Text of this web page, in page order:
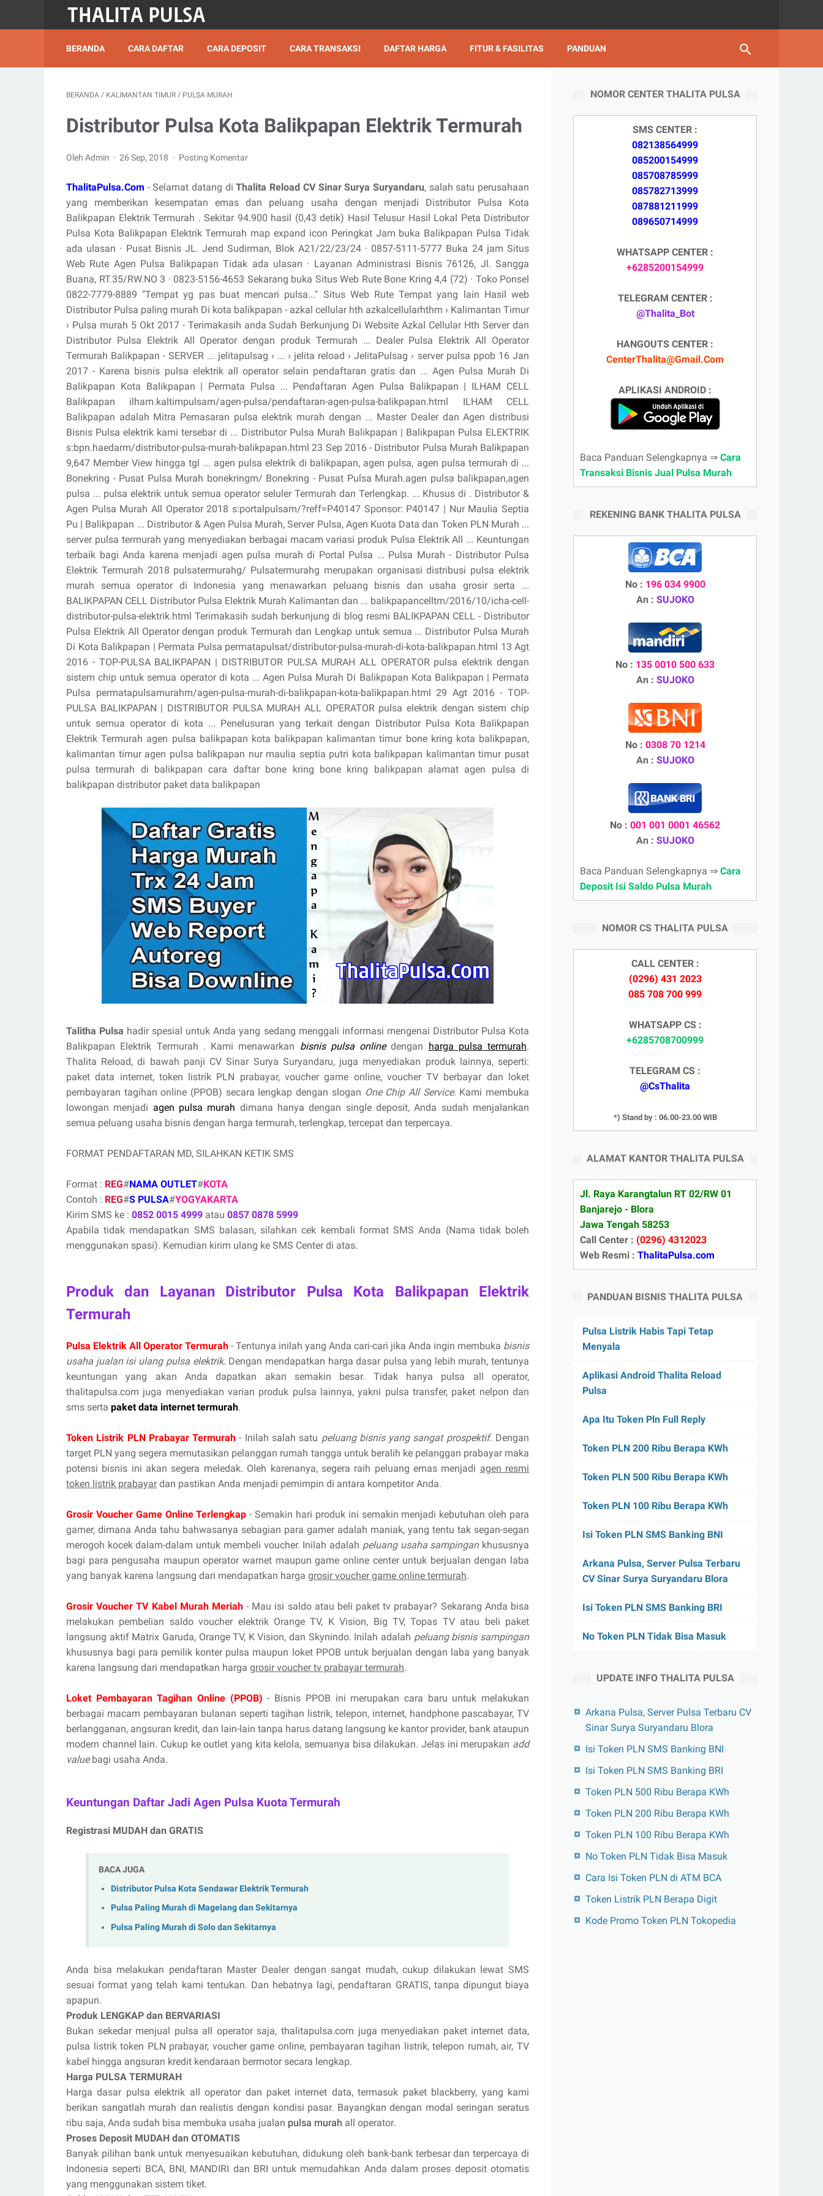
BERANDA CARA DAFTAR CARA DEPOSIT CARA TRANSAKSI DAFTAR HARGA FITUR & FASILITAS PANDUAN
BERANDA / KALIMANTAN TIMUR / PULSA MURAH
Distributor Pulsa Kota Balikpapan Elektrik Termurah
Oleh Admin 26 Sep, 2018 Posting Komentar
ThalitaPulsa.Com - Selamat datang diThalita Reload CV Sinar Surya Suryandaru, salah satu perusahaan
yang memberikan kesempatan emas dan peluang usaha dengan menjadi Distributor Pulsa Kota
Balikpapan Elektrik Termurah . Sekitar 94.900 hasil (0,43 detik) Hasil Telusur Hasil Lokal Peta Distributor
Pulsa Kota Balikpapan Elektrik Termurah map expand icon Peringkat Jam buka Balikpapan Pulsa Tidak
ada ulasan · Pusat Bisnis JL. Jend Sudirman, Blok A21/22/23/24 · 0857-5111-5777 Buka 24 jam Situs
Web Rute Agen Pulsa Balikpapan Tidak ada ulasan · Layanan Administrasi Bisnis 76126, Jl. Sangga
Buana, RT.35/RW.NO 3 · 0823-5156-4653 Sekarang buka Situs Web Rute Bone Kring 4,4 (72) · Toko Ponsel
0822-7779-8889 "Tempat yg pas buat mencari pulsa..." Situs Web Rute Tempat yang lain Hasil web
Distributor Pulsa paling murah Di kota balikpapan - azkal cellular hth azkalcellularhthm › Kalimantan Timur
› Pulsa murah 5 Okt 2017 - Terimakasih anda Sudah Berkunjung Di Website Azkal Cellular Hth Server dan
Distributor Pulsa Elektrik All Operator dengan produk Termurah ... Dealer Pulsa Elektrik All Operator
Termurah Balikpapan - SERVER ... jelitapulsag › ... › jelita reload › JelitaPulsag › server pulsa ppob 16 Jan
2017 - Karena bisnis pulsa elektrik all operator selain pendaftaran gratis dan ... Agen Pulsa Murah Di
Balikpapan Kota Balikpapan | Permata Pulsa ... Pendaftaran Agen Pulsa Balikpapan | ILHAM CELL
Balikpapan ilham.kaltimpulsam/agen-pulsa/pendaftaran-agen-pulsa-balikpapan.html ILHAM CELL
Balikpapan adalah Mitra Pemasaran pulsa elektrik murah dengan ... Master Dealer dan Agen distribusi
Bisnis Pulsa elektrik kami tersebar di ... Distributor Pulsa Murah Balikpapan | Balikpapan Pulsa ELEKTRIK
s:bpn.haedarm/distributor-pulsa-murah-balikpapan.html 23 Sep 2016 - Distributor Pulsa Murah Balikpapan
9,647 Member View hingga tgl ... agen pulsa elektrik di balikpapan, agen pulsa, agen pulsa termurah di ...
Bonekring - Pusat Pulsa Murah bonekringm/ Bonekring - Pusat Pulsa Murah.agen pulsa balikpapan,agen
pulsa ... pulsa elektrik untuk semua operator seluler Termurah dan Terlengkap. ... Khusus di . Distributor &
Agen Pulsa Murah All Operator 2018 s:portalpulsam/?reff=P40147 Sponsor: P40147 | Nur Maulia Septia
Pu | Balikpapan ... Distributor & Agen Pulsa Murah, Server Pulsa, Agen Kuota Data dan Token PLN Murah ...
server pulsa termurah yang menyediakan berbagai macam variasi produk Pulsa Elektrik All ... Keuntungan
terbaik bagi Anda karena menjadi agen pulsa murah di Portal Pulsa ... Pulsa Murah - Distributor Pulsa
Elektrik Termurah 2018 pulsatermurahg/ Pulsatermurahg merupakan organisasi distribusi pulsa elektrik
murah semua operator di Indonesia yang menawarkan peluang bisnis dan usaha grosir serta ...
BALIKPAPAN CELL Distributor Pulsa Elektrik Murah Kalimantan dan ... balikpapancelltm/2016/10/icha-cell-
distributor-pulsa-elektrik.html Terimakasih sudah berkunjung di blog resmi BALIKPAPAN CELL - Distributor
Pulsa Elektrik All Operator dengan produk Termurah dan Lengkap untuk semua ... Distributor Pulsa Murah
Di Kota Balikpapan | Permata Pulsa permatapulsat/distributor-pulsa-murah-di-kota-balikpapan.html 13 Agt
2016 - TOP-PULSA BALIKPAPAN | DISTRIBUTOR PULSA MURAH ALL OPERATOR pulsa elektrik dengan
sistem chip untuk semua operator di kota ... Agen Pulsa Murah Di Balikpapan Kota Balikpapan | Permata
Pulsa permatapulsamurahm/agen-pulsa-murah-di-balikpapan-kota-balikpapan.html 29 Agt 2016 - TOP-
PULSA BALIKPAPAN | DISTRIBUTOR PULSA MURAH ALL OPERATOR pulsa elektrik dengan sistem chip
untuk semua operator di kota ... Penelusuran yang terkait dengan Distributor Pulsa Kota Balikpapan
Elektrik Termurah agen pulsa balikpapan kota balikpapan kalimantan timur bone kring kota balikpapan,
kalimantan timur agen pulsa balikpapan nur maulia septia putri kota balikpapan kalimantan timur pusat
pulsa termurah di balikpapan cara daftar bone kring bone kring balikpapan alamat agen pulsa di
balikpapan distributor paket data balikpapan
Talitha Pulsa hadir spesial untuk Anda yang sedang menggali informasi mengenai Distributor Pulsa Kota
Balikpapan Elektrik Termurah . Kami menawarkan bisnis pulsa onlinedengan harga pulsa termurah.
Thalita Reload, di bawah panji CV Sinar Surya Suryandaru, juga menyediakan produk lainnya, seperti:
paket data internet, token listrik PLN prabayar, voucher game online, voucher TV berbayar dan loket
pembayaran tagihan online (PPOB) secara lengkap dengan slogan One Chip All Service. Kami membuka
lowongan menjadi agen pulsa murah dimana hanya dengan single deposit, Anda sudah menjalankan
semua peluang usaha bisnis dengan harga termurah, terlengkap, tercepat dan terpercaya.
FORMAT PENDAFTARAN MD, SILAHKAN KETIK SMS
Format : REG#NAMA OUTLET#KOTA
Contoh : REG#S PULSA#YOGYAKARTA
Kirim SMS ke : 0852 0015 4999 atau 0857 0878 5999
Apabila tidak mendapatkan SMS balasan, silahkan cek kembali format SMS Anda (Nama tidak boleh
menggunakan spasi). Kemudian kirim ulang ke SMS Center di atas.
Produk dan Layanan Distributor Pulsa Kota Balikpapan Elektrik
Termurah
Pulsa Elektrik All Operator Termurah - Tentunya inilah yang Anda cari-cari jika Anda ingin membuka bisnis
usaha jualan isi ulang pulsa elektrik. Dengan mendapatkan harga dasar pulsa yang lebih murah, tentunya
keuntungan yang akan Anda dapatkan akan semakin besar. Tidak hanya pulsa all operator,
thalitapulsa.com juga menyediakan varian produk pulsa lainnya, yakni pulsa transfer, paket nelpon dan
sms serta paket data internet termurah.
Token Listrik PLN Prabayar Termurah - Inilah salah satu peluang bisnis yang sangat prospektif. Dengan
target PLN yang segera memutasikan pelanggan rumah tangga untuk beralih ke pelanggan prabayar maka
potensi bisnis ini akan segera meledak. Oleh karenanya, segera raih peluang emas menjadi agen resmi
token listrik prabayardan pastikan Anda menjadi pemimpin di antara kompetitor Anda.
Grosir Voucher Game Online Terlengkap - Semakin hari produk ini semakin menjadi kebutuhan oleh para
gamer, dimana Anda tahu bahwasanya sebagian para gamer adalah maniak, yang tentu tak segan-segan
merogoh kocek dalam-dalam untuk membeli voucher. Inilah adalah peluang usaha sampingankhususnya
bagi para pengusaha maupun operator warnet maupun game online center untuk berjualan dengan laba
yang banyak karena langsung dari mendapatkan harga grosir voucher game online termurah.
Grosir Voucher TV Kabel Murah Meriah- Mau isi saldo atau beli paket tv prabayar? Sekarang Anda bisa
melakukan pembelian saldo voucher elektrik Orange TV, K Vision, Big TV, Topas TV atau beli paket
langsung aktif Matrix Garuda, Orange TV, K Vision, dan Skynindo. Inilah adalah peluang bisnis sampingan
khususnya bagi para pemilik konter pulsa maupun loket PPOB untuk berjualan dengan laba yang banyak
karena langsung dari mendapatkan harga grosir voucher tv prabayar termurah.
Loket Pembayaran Tagihan Online (PPOB) - Bisnis PPOB ini merupakan cara baru untuk melakukan
berbagai macam pembayaran bulanan seperti tagihan listrik, telepon, internet, handphone pascabayar, TV
berlangganan, angsuran kredit, dan lain-lain tanpa harus datang langsung ke kantor provider, bank ataupun
modern channel lain. Cukup ke outlet yang kita kelola, semuanya bisa dilakukan. Jelas ini merupakan add
valuebagi usaha Anda.
Keuntungan Daftar Jadi Agen Pulsa Kuota Termurah
Registrasi MUDAH dan GRATIS
BACA JUGA
Distributor Pulsa Kota Sendawar Elektrik Termurah
Pulsa Paling Murah di Magelang dan Sekitarnya
Pulsa Paling Murah di Solo dan Sekitarnya
Anda bisa melakukan pendaftaran Master Dealer dengan sangat mudah, cukup dilakukan lewat SMS
sesuai format yang telah kami tentukan. Dan hebatnya lagi, pendaftaran GRATIS, tanpa dipungut biaya
apapun.
Produk LENGKAP dan BERVARIASI
Bukan sekedar menjual pulsa all operator saja, thalitapulsa.com juga menyediakan paket internet data,
pulsa listrik token PLN prabayar, voucher game online, pembayaran tagihan listrik, telepon rumah, air, TV
kabel hingga angsuran kredit kendaraan bermotor secara lengkap.
Harga PULSA TERMURAH
Harga dasar pulsa elektrik all operator dan paket internet data, termasuk paket blackberry, yang kami
berikan sangatlah murah dan realistis dengan kondisi pasar. Bayangkan dengan modal seringan seratus
ribu saja, Anda sudah bisa membuka usaha jualan pulsa murah all operator.
Proses Deposit MUDAH dan OTOMATIS
Banyak pilihan bank untuk menyesuaikan kebutuhan, didukung oleh bank-bank terbesar dan terpercaya di
Indonesia seperti BCA, BNI, MANDIRI dan BRI untuk memudahkan Anda dalam proses deposit otomatis
yang menggunakan sistem tiket.
NOMOR CENTER THALITA PULSA
SMS CENTER :
082138564999
085200154999
085708785999
085782713999
087881211999
089650714999
WHATSAPP CENTER :
+6285200154999
TELEGRAM CENTER :
@Thalita_Bot
HANGOUTS CENTER :
CenterThalita@Gmail.Com
APLIKASI ANDROID :
Baca Panduan Selengkapnya ⇒ Cara
Transaksi Bisnis Jual Pulsa Murah
REKENING BANK THALITA PULSA
No : 196 034 9900
An : SUJOKO
No : 135 0010 500 633
An : SUJOKO
No : 0308 70 1214
An : SUJOKO
No : 001 001 0001 46562
An : SUJOKO
Baca Panduan Selengkapnya ⇒ Cara
Deposit Isi Saldo Pulsa Murah
NOMOR CS THALITA PULSA
CALL CENTER :
(0296) 431 2023
085 708 700 999
WHATSAPP CS :
+6285708700999
TELEGRAM CS :
@CsThalita
*) Stand by : 06.00-23.00 WIB
ALAMAT KANTOR THALITA PULSA
Jl. Raya Karangtalun RT 02/RW 01
Banjarejo - Blora
Jawa Tengah 58253
Call Center : (0296) 4312023
Web Resmi : ThalitaPulsa.com
PANDUAN BISNIS THALITA PULSA
Pulsa Listrik Habis Tapi Tetap
Menyala
Aplikasi Android Thalita Reload
Pulsa
Apa Itu Token Pln Full Reply
Token PLN 200 Ribu Berapa KWh
Token PLN 500 Ribu Berapa KWh
Token PLN 100 Ribu Berapa KWh
Isi Token PLN SMS Banking BNI
Arkana Pulsa, Server Pulsa Terbaru
CV Sinar Surya Suryandaru Blora
Isi Token PLN SMS Banking BRI
No Token PLN Tidak Bisa Masuk
UPDATE INFO THALITA PULSA
Arkana Pulsa, Server Pulsa Terbaru CV
Sinar Surya Suryandaru Blora
Isi Token PLN SMS Banking BNI
Isi Token PLN SMS Banking BRI
Token PLN 500 Ribu Berapa KWh
Token PLN 200 Ribu Berapa KWh
Token PLN 100 Ribu Berapa KWh
No Token PLN Tidak Bisa Masuk
Cara Isi Token PLN di ATM BCA
Token Listrik PLN Berapa Digit
Kode Promo Token PLN Tokopedia